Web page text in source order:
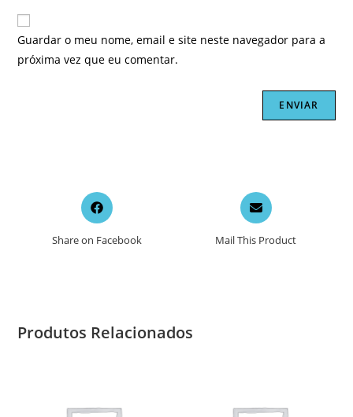
Guardar o meu nome, email e site neste navegador para a
próxima vez que eu comentar.
Opens
in
new
Share on Facebook
Opens
in
a
new
Mail This Product
Produtos Relacionados